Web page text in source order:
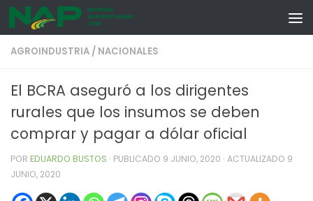
Skip to content
AGROINDUSTRIA / NACIONALES
El BCRA aseguró a los dirigentes
rurales que los insumos se deben
comprar y pagar a dólar oficial
POR EDUARDO BUSTOS · PUBLICADO 9 JUNIO, 2020 · ACTUALIZADO 9
JUNIO, 2020